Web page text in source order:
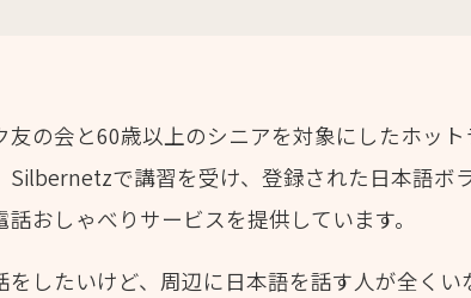
友の会と60歳以上のシニアを対象にしたホット
Silbernetzで講習を受け、登録された日本語ボ
話おしゃべりサービスを提供しています。
をしたいけど、周辺に日本語を話す人が全く